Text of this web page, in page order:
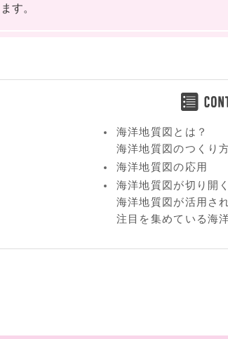
す。
海洋地質図とは？
海洋地質図のつくり
海洋地質図の応用
海洋地質図が切り開
海洋地質図が活用さ
注目を集めている海